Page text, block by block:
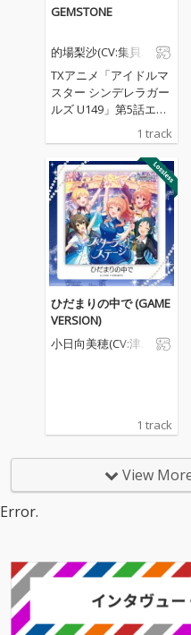
GEMSTONE
的場梨沙(CV:集貝は
TXアニメ「アイドルマ
スター シンデレラガー
ルズ U149」第5話エン
1 track
ひだまりの中で (GAME
VERSION)
小日向美穂(CV:津田
1 track
View
Error.